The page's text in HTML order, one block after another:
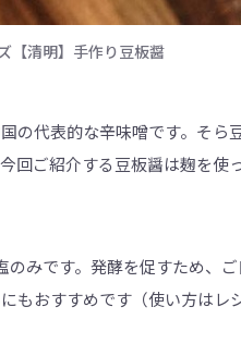
【清明】手作り豆板醤
の代表的な辛味噌です。そら
回ご紹介する豆板醤は麹を使
みです。発酵を促すため、
もおすすめです（使い方はレ